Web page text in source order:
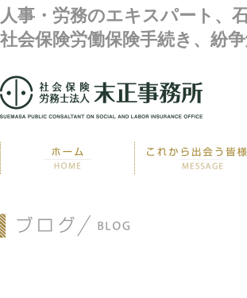
人事・労務のエキスパート、
社会保険労働保険手続き、紛